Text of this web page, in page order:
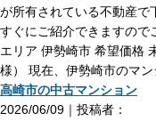
が所有されている不動産で
すぐにご紹介できますの
エリア 伊勢崎市 希望価格
様） 現在、伊勢崎市のマン
高崎市の中古マンション
2026/06/09｜投稿者：